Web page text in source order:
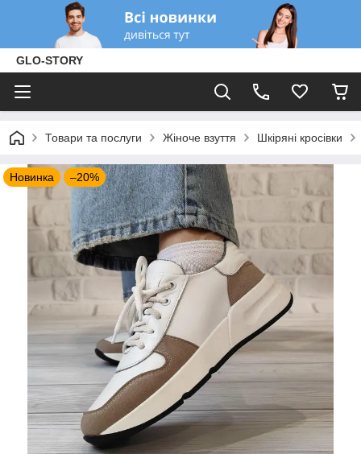
GLO-STORY
Товари та послуги Жіноче взуття Шкіряні кросівки
Новинка –20%